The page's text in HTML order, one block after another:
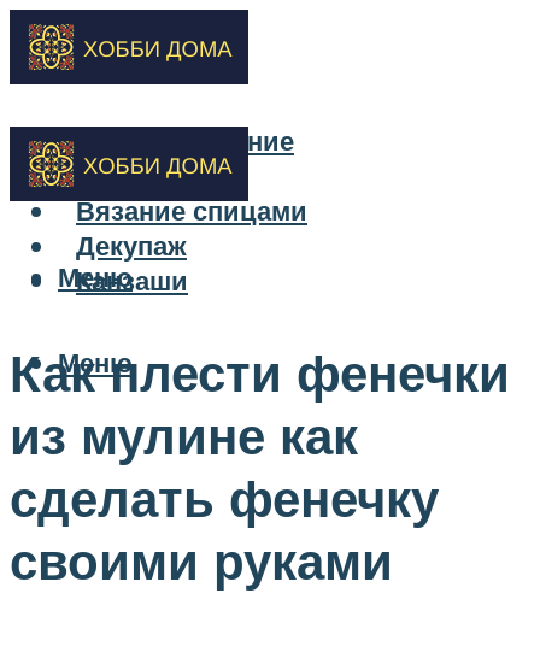
Бисероплетение
Вышивка
Вязание спицами
Декупаж
Канзаши
Меню
Меню
Как плести фенечки
из мулине как
сделать фенечку
своими руками